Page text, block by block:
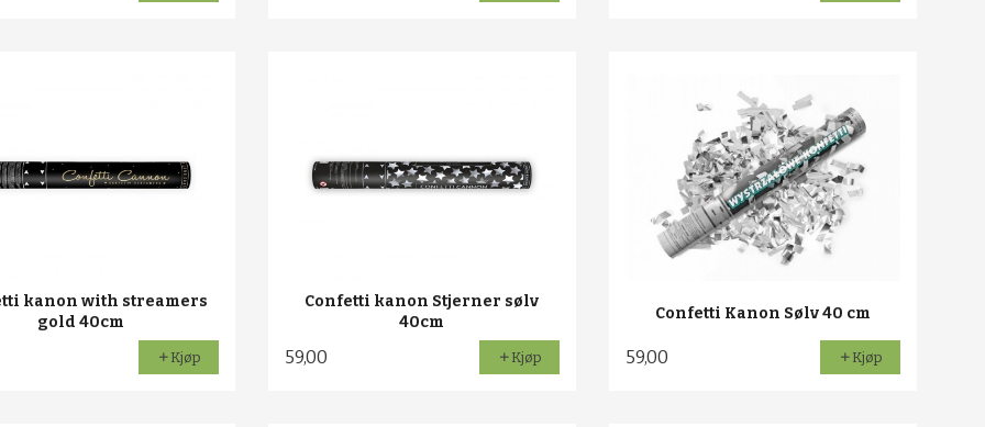
kanon with streamers
gold 40cm
Kjøp
Confetti kanon Stjerner sølv
40cm
59,00 Kjøp
Confetti Kanon Sølv 40 cm
59,00 Kjøp